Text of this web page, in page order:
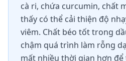
cà ri, chứa curcumin, chất
thấy có thể cải thiện độ
viêm. Chất béo tốt trong
chậm quá trình làm rỗng
mất nhiều thời gian hơn để